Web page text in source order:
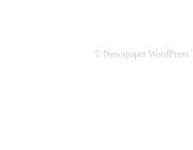
© Newspaper WordPress